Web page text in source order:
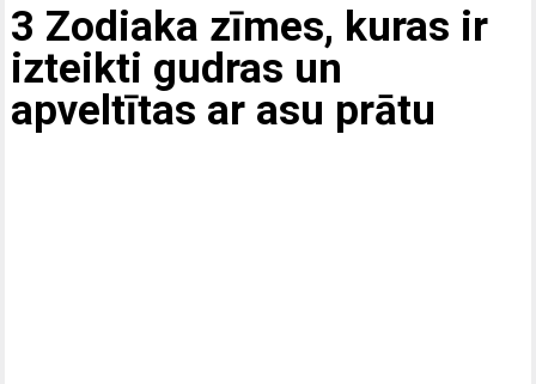
3 Zodiaka zīmes, kuras ir
izteikti gudras un
apveltītas ar asu prātu